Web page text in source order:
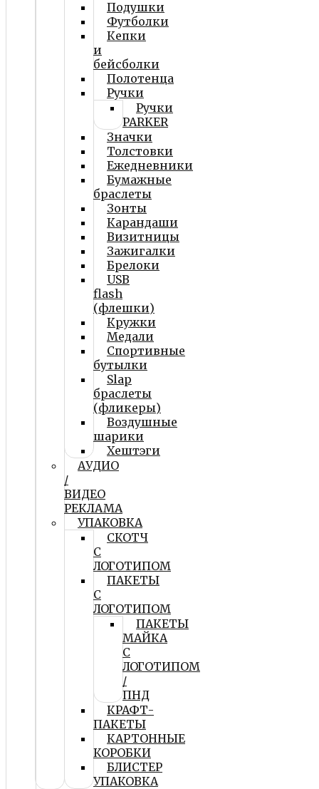
Подушки
Футболки
Кепки
и
бейсболки
Полотенца
Ручки
Ручки
PARKER
Значки
Толстовки
Ежедневники
Бумажные
браслеты
Зонты
Карандаши
Визитницы
Зажигалки
Брелоки
USB
flash
(флешки)
Кружки
Медали
Спортивные
бутылки
Slap
браслеты
(фликеры)
Воздушные
шарики
Хештэги
АУДИО
/
ВИДЕО
РЕКЛАМА
УПАКОВКА
СКОТЧ
С
ЛОГОТИПОМ
ПАКЕТЫ
С
ЛОГОТИПОМ
ПАКЕТЫ
МАЙКА
С
ЛОГОТИПОМ
/
ПНД
КРАФТ-
ПАКЕТЫ
КАРТОННЫЕ
КОРОБКИ
БЛИСТЕР
УПАКОВКА